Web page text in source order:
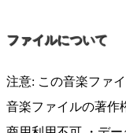
ファイルについて
注意: この音楽ファ
音楽ファイルの著作